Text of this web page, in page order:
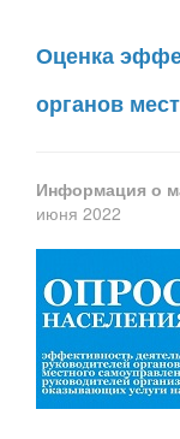
Оценка
органов
Информация о
июня 2022